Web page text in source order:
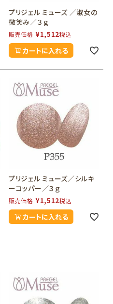
プリジェル ミューズ ／淑女の
微笑み／３ｇ
販売価格 ¥1,512税込
カートに入れる
プリジェル ミューズ／シルキ
ーコッパー／３ｇ
販売価格 ¥1,512税込
カートに入れる